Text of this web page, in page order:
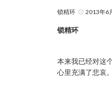
锁精环 2013年6
锁精环
本来我已经对这
心里充满了悲哀。